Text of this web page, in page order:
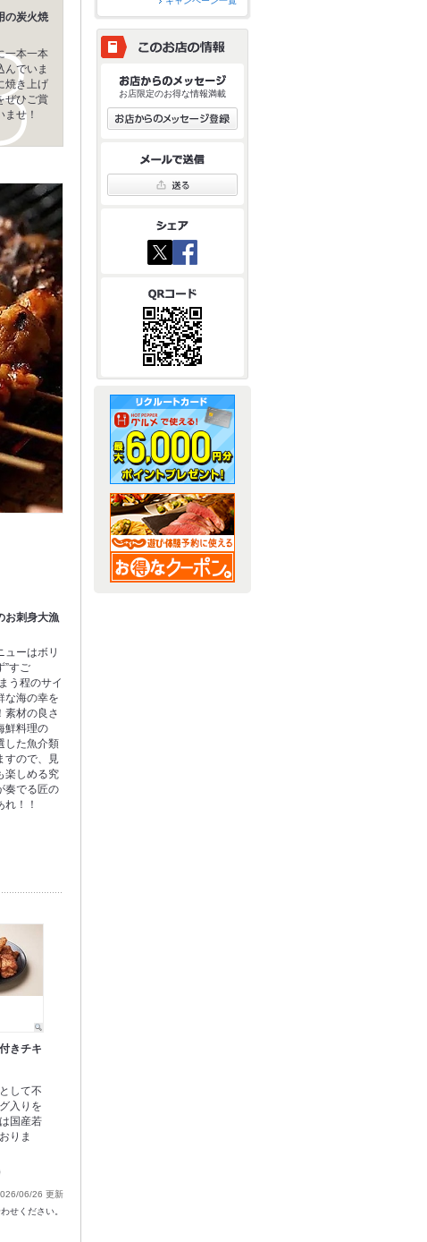
の炭火焼
一本一本
んでいま
焼き上げ
ぜひご賞
ませ！
お刺身大漁
ューはボリ
”すご
う程のサイ
な海の幸を
素材の良さ
鮮料理の
した魚介類
すので、見
楽しめる究
奏でる匠の
！！
きチキ
して不
入りを
国産若
りま
06/26 更新
せください。
お店限定のお得な情報満載